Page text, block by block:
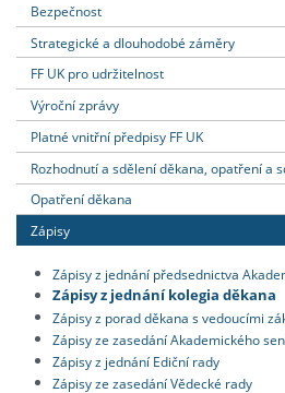
Bezpečnost
Strategické a dlouhodobé záměry
FF UK pro udržitelnost
Výroční zprávy
Platné vnitřní předpisy FF UK
Rozhodnutí a sdělení děkana, opatření a
Opatření děkana
Zápisy
Zápisy z jednání předsednictva
Zápisy z jednání kolegia děkana
Zápisy z porad děkana s vedoucími
Zápisy ze zasedání Akademického
Zápisy z jednání Ediční rady
Zápisy ze zasedání Vědecké rady